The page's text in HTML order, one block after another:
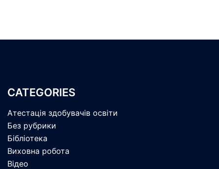
CATEGORIES
Атестація здобувачів освіти
Без рубрики
Бібліотека
Виховна робота
Відео